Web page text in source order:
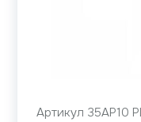
Артикул 35AP10